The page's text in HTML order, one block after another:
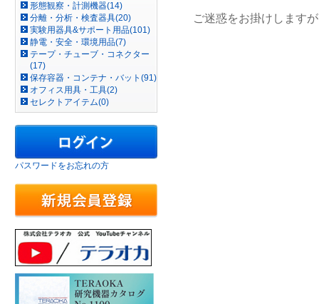
形態観察・計測機器(14)
分離・分析・検査器具(20)
実験用器具&サポート用品(101)
静電・安全・環境用品(7)
テープ・チューブ・コネクター
(17)
保存容器・コンテナ・バット(91)
オフィス用具・工具(2)
セレクトアイテム(0)
パスワードをお忘れの方
ご迷惑をお掛けします